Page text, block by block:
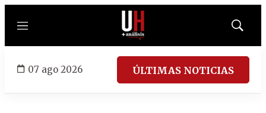
Menú
Mostrar
07 ago 2026 ÚLTIMAS NOTICIAS